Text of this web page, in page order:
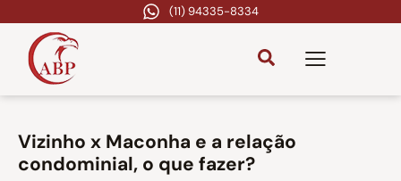
(11) 94335-8334
Vizinho x Maconha e a relação
condominial, o que fazer?